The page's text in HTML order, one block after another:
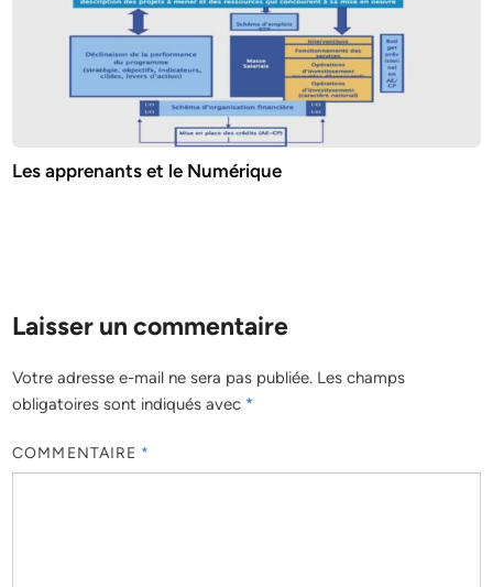
Les apprenants et le Numérique
Laisser un commentaire
Votre adresse e-mail ne sera pas publiée. Les champs
obligatoires sont indiqués avec *
COMMENTAIRE *